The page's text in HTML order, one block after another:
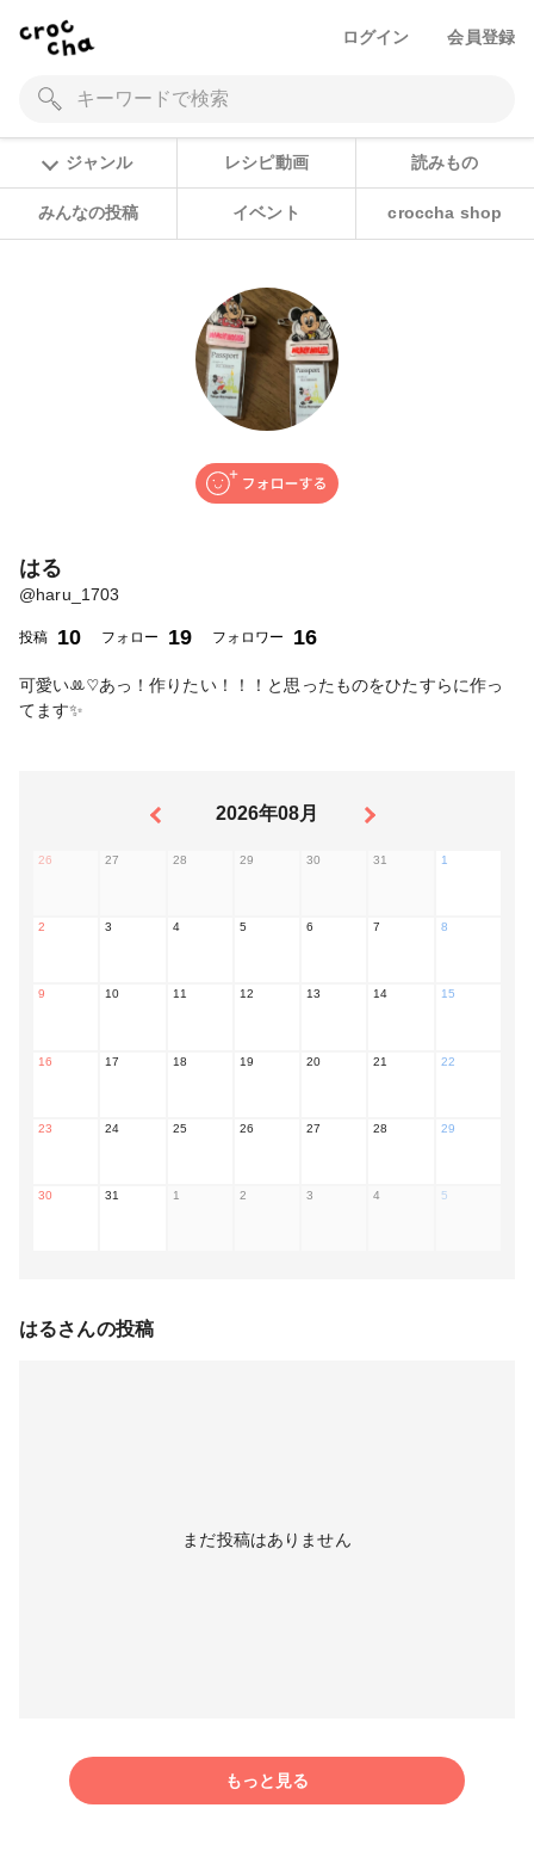
ログイン 会員登録
ジャンル レシピ動画 読みもの
みんなの投稿 イベント croccha shop
はる
@haru_1703
投稿 10 フォロー 19 フォロワー 16
可愛い‪ꔛ‬♡‪あっ！作りたい！！！と思ったものをひたすらに作っ
てます✨
2026年08月
26 27 28 29 30 31 1
2 3 4 5 6 7 8
9 10 11 12 13 14 15
16 17 18 19 20 21 22
23 24 25 26 27 28 29
30 31 1 2 3 4 5
はるさんの投稿
まだ投稿はありません
もっと見る